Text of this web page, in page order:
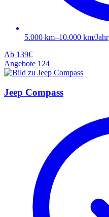
5.000 km–10.000 km/Jahr
Ab 139€
Angebote 124
Jeep Compass